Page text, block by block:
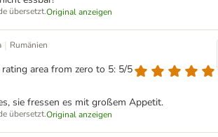
übersetzt.Original anzeigen
| Rumänien
area from zero to 5: 5/5
sie fressen es mit großem Appetit.
übersetzt.Original anzeigen